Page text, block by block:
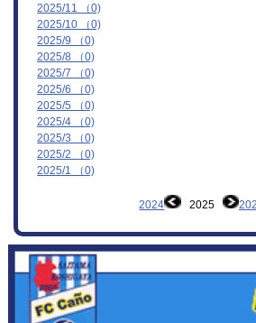
2025/11 （0)
2025/10 （0)
2025/9 （0)
2025/8 （0)
2025/7 （0)
2025/6 （0)
2025/5 （0)
2025/4 （0)
2025/3 （0)
2025/2 （0)
2025/1 （0)
2024 2025